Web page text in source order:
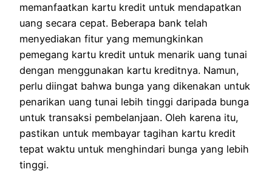
memanfaatkan kartu kredit untuk mendapatkan
uang secara cepat. Beberapa bank telah
menyediakan fitur yang memungkinkan
pemegang kartu kredit untuk menarik uang tunai
dengan menggunakan kartu kreditnya. Namun,
perlu diingat bahwa bunga yang dikenakan untuk
penarikan uang tunai lebih tinggi daripada bunga
untuk transaksi pembelanjaan. Oleh karena itu,
pastikan untuk membayar tagihan kartu kredit
tepat waktu untuk menghindari bunga yang lebih
tinggi.